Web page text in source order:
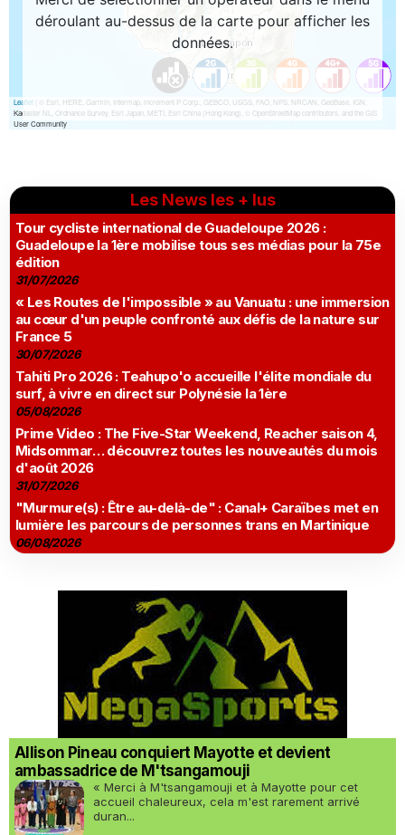
Les News les + lus
Tour cycliste international de Guadeloupe 2026 :
Guadeloupe la 1ère mobilise tous ses médias pour la 75e
édition
31/07/2026
« Les Routes de l'impossible » au Vanuatu : une immersion
au cœur d'un peuple confronté aux défis de la nature sur
France 5
30/07/2026
Tahiti Pro 2026 : Teahupo'o accueille l'élite mondiale du
surf, à vivre en direct sur Polynésie la 1ère
05/08/2026
Prime Video : The Five-Star Weekend, Reacher saison 4,
Midsommar… découvrez toutes les nouveautés du mois
d'août 2026
31/07/2026
"Murmure(s) : Être au-delà-de" : Canal+ Caraïbes met en
lumière les parcours de personnes trans en Martinique
06/08/2026
Allison Pineau conquiert Mayotte et devient
ambassadrice de M'tsangamouji
« Merci à M'tsangamouji et à Mayotte pour cet
accueil chaleureux, cela m'est rarement arrivé
duran...